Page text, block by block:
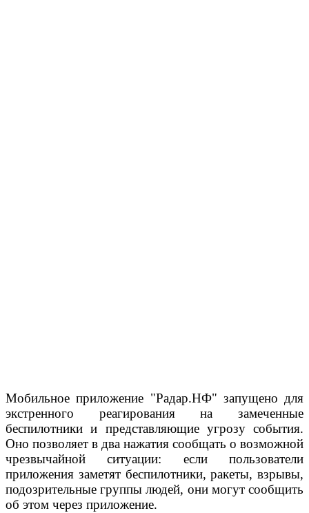
Мобильное приложение "Радар.НФ" запущено для
экстренного реагирования на замеченные
беспилотники и представляющие угрозу события.
Оно позволяет в два нажатия сообщать о возможной
чрезвычайной ситуации: если пользователи
приложения заметят беспилотники, ракеты, взрывы,
подозрительные группы людей, они могут сообщить
об этом через приложение.